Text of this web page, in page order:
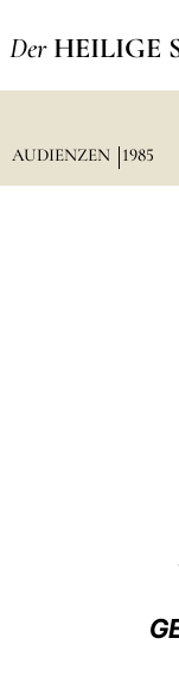
Der HEILIGE
AUDIENZEN 1985